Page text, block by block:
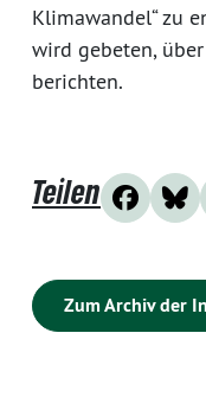
Klimawandel“ zu
wird gebeten,
berichten.
Teilen
Zum Archiv der